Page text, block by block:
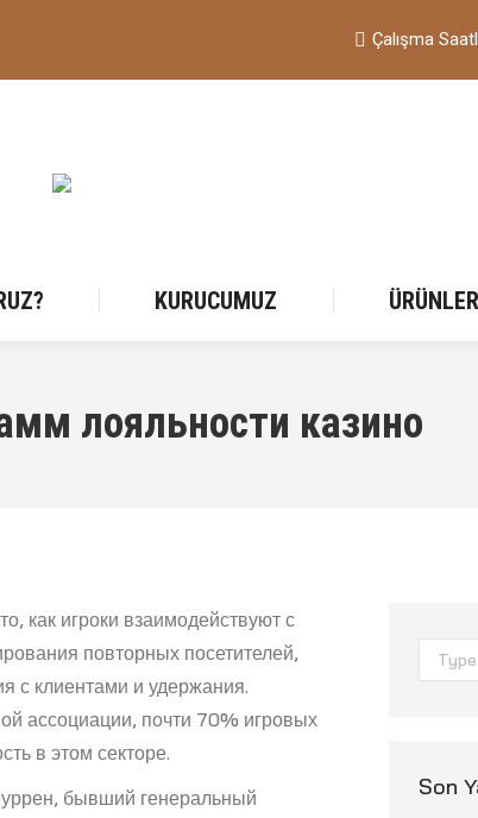
Çalışma
KURUCUMUZ
лояльности казино
как игроки взаимодействуют с
повторных посетителей,
с клиентами и удержания.
ассоциации, почти 70% игровых
в этом секторе.
бывший генеральный
Search:
Son